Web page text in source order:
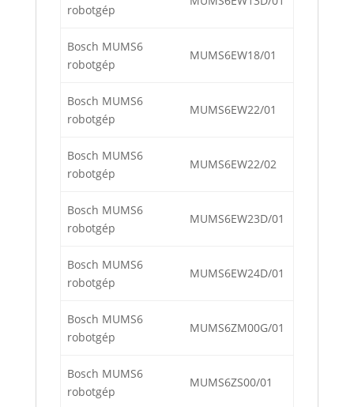
robotgép
Bosch MUMS6
robotgép
MUMS6EW18/01
Bosch MUMS6
robotgép
MUMS6EW22/01
Bosch MUMS6
robotgép
MUMS6EW22/02
Bosch MUMS6
robotgép
MUMS6EW23D/01
Bosch MUMS6
robotgép
MUMS6EW24D/01
Bosch MUMS6
robotgép
MUMS6ZM00G/01
Bosch MUMS6
robotgép
MUMS6ZS00/01